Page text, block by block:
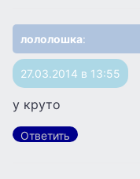
лололошка:
27.03.2014 в 13:55
у круто
Ответить